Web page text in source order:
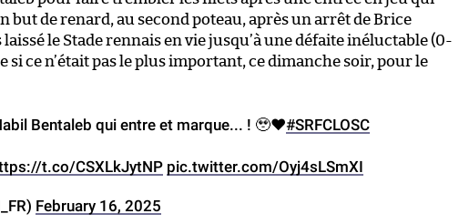
but de renard, au second poteau, après un arrêt de Brice
le Stade rennais en vie jusqu’à une défaite inéluctable (0-
si ce n’était pas le plus important, ce dimanche soir, pour le
Bentaleb qui entre et marque... ! 🥹❤️#SRFCLOSC
t.co/CSXLkJytNP pic.twitter.com/Oyj4sLSmXI
February 16, 2025